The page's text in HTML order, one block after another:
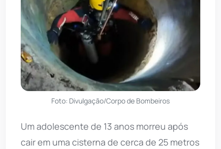
Foto: Divulgação/Corpo de Bombeiros
Um adolescente de 13 anos morreu após
cair em uma cisterna de cerca de 25 metros